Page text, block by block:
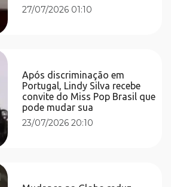
27/07/2026 01:10
Após discriminação em
Portugal, Lindy Silva recebe
convite do Miss Pop Brasil que
pode mudar sua
23/07/2026 20:10